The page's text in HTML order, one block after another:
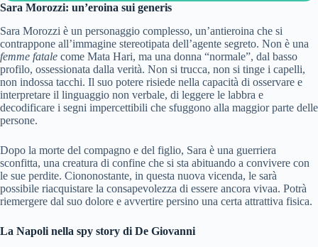
Sara Morozzi: un’eroina sui generis
Sara Morozzi è un personaggio complesso, un’antieroina che si
contrappone all’immagine stereotipata dell’agente segreto. Non è una
femme fatale come Mata Hari, ma una donna “normale”, dal basso
profilo, ossessionata dalla verità. Non si trucca, non si tinge i capelli,
non indossa tacchi. Il suo potere risiede nella capacità di osservare e
interpretare il linguaggio non verbale, di leggere le labbra e
decodificare i segni impercettibili che sfuggono alla maggior parte delle
persone.
Dopo la morte del compagno e del figlio, Sara è una guerriera
sconfitta, una creatura di confine che si sta abituando a convivere con
le sue perdite. Ciononostante, in questa nuova vicenda, le sarà
possibile riacquistare la consapevolezza di essere ancora vivaa. Potrà
riemergere dal suo dolore e avvertire persino una certa attrattiva fisica.
La Napoli nella spy story di De Giovanni